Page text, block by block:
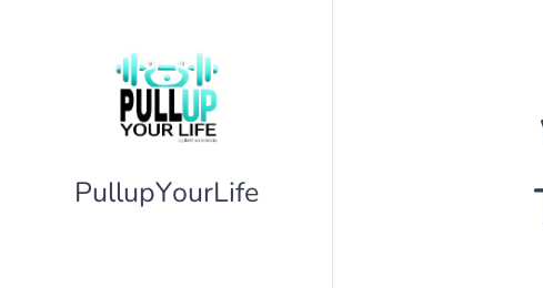
PullupYourLife